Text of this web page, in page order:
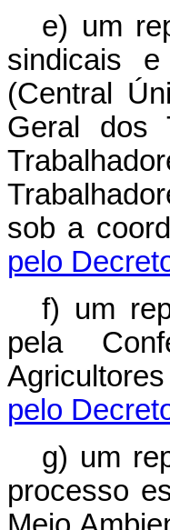
e) um
sindicais
(Central
Geral dos
sob a
pelo
f) um
pela
pelo
g) um
processo